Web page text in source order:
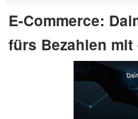
E-Commerce:
fürs Bezahlen mit